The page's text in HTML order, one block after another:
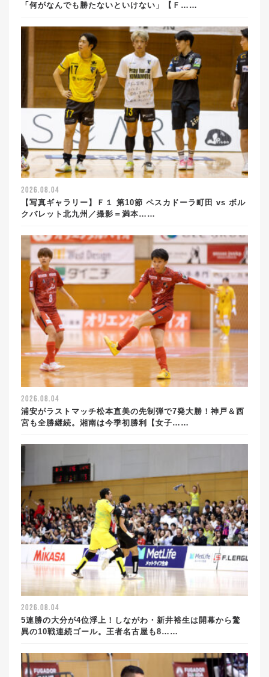
「何がなんでも勝たないといけない」【Ｆ……
2026.08.04
【写真ギャラリー】Ｆ１ 第10節 ペスカドーラ町田 vs ボル
クバレット北九州／撮影＝満本……
2026.08.04
浦安がラストマッチ松本直美の先制弾で7発大勝！神戸＆西
宮も全勝継続。湘南は今季初勝利【女子……
2026.08.04
5連勝の大分が4位浮上！しながわ・新井裕生は開幕から驚
異の10戦連続ゴール。王者名古屋も8……